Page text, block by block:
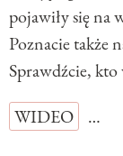
pojawiły się na
Poznacie także
Sprawdźcie, kto
WIDEO
…